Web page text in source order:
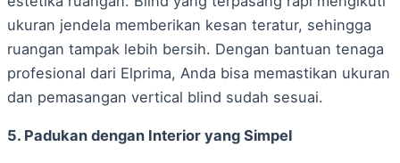
ukuran jendela memberikan kesan teratur, sehingga
ruangan tampak lebih bersih. Dengan bantuan tenaga
profesional dari Elprima, Anda bisa memastikan ukuran
dan pemasangan vertical blind sudah sesuai.
5. Padukan dengan Interior yang Simpel